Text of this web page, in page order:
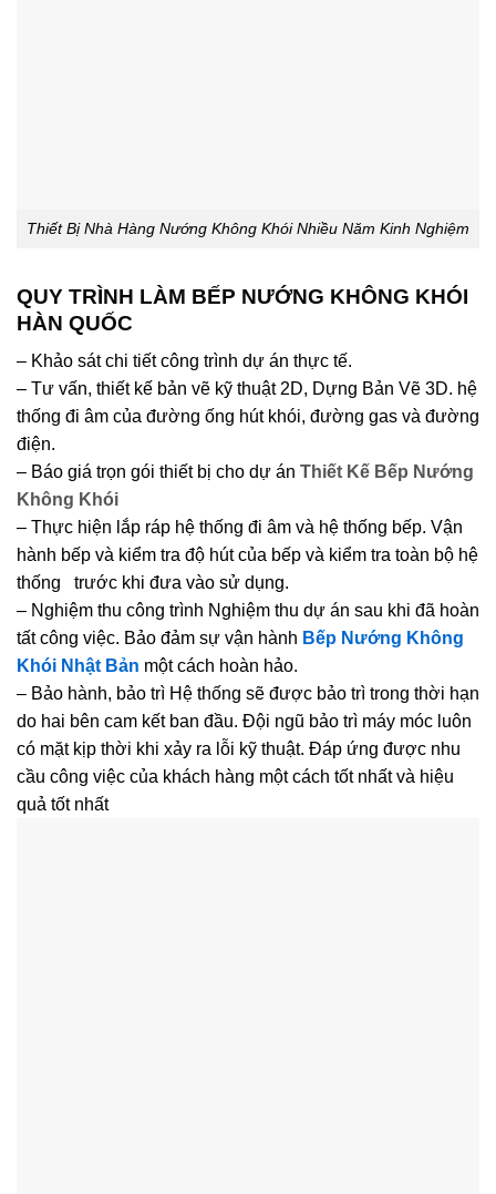
Thiết Bị Nhà Hàng Nướng Không Khói Nhiều Năm Kinh Nghiệm
QUY TRÌNH LÀM BẾP NƯỚNG KHÔNG KHÓI
HÀN QUỐC
– Khảo sát chi tiết công trình dự án thực tế.
– Tư vấn, thiết kế bản vẽ kỹ thuật 2D, Dựng Bản Vẽ 3D. hệ
thống đi âm của đường ống hút khói, đường gas và đường
điện.
– Báo giá trọn gói thiết bị cho dự án Thiết Kế Bếp Nướng
Không Khói
– Thực hiện lắp ráp hệ thống đi âm và hệ thống bếp. Vận
hành bếp và kiểm tra độ hút của bếp và kiểm tra toàn bộ hệ
thống trước khi đưa vào sử dụng.
– Nghiệm thu công trình Nghiệm thu dự án sau khi đã hoàn
tất công việc. Bảo đảm sự vận hành Bếp Nướng Không
Khói Nhật Bản một cách hoàn hảo.
– Bảo hành, bảo trì Hệ thống sẽ được bảo trì trong thời hạn
do hai bên cam kết ban đầu. Đội ngũ bảo trì máy móc luôn
có mặt kịp thời khi xảy ra lỗi kỹ thuật. Đáp ứng được nhu
cầu công việc của khách hàng một cách tốt nhất và hiệu
quả tốt nhất